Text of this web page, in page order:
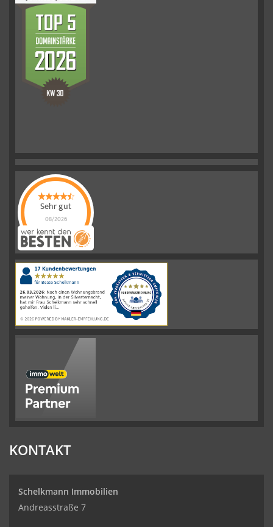
Sehr gut
08/2026
Schelkmann
Immobilienhat
|110Schelkmann
ImmobilienBewertungen
auf
werkenntdenBESTEN.de
KONTAKT
Schelkmann Immobilien
Andreasstraße 7